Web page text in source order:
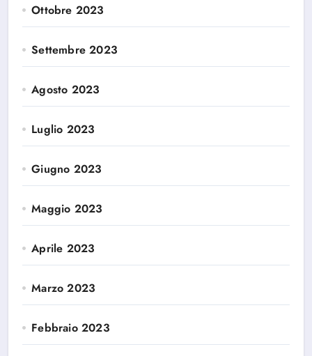
Ottobre 2023
Settembre 2023
Agosto 2023
Luglio 2023
Giugno 2023
Maggio 2023
Aprile 2023
Marzo 2023
Febbraio 2023